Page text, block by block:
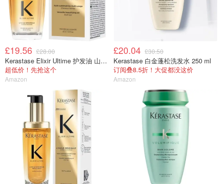
£19.56 £28.00
Kerastase Elixir Ultime 护发油 山茶精华
超低价！先抢这个
Amazon
£20.04 £30.50
Kerastase 白金蓬松洗发水 250 ml
订阅叠8.5折！大促都没这价
Amazon